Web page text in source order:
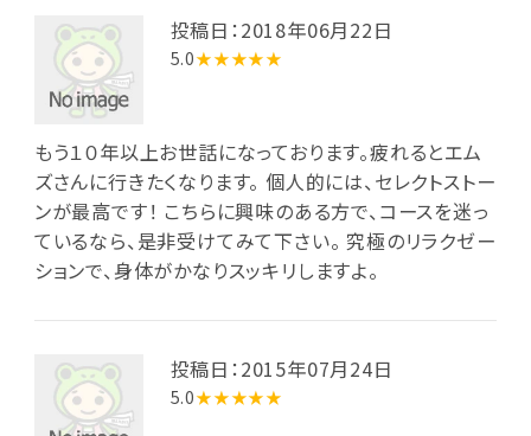
投稿日：2018年06月22日
5.0★★★★★
もう１０年以上お世話になっております。疲れるとエム
ズさんに行きたくなります。 個人的には、セレクトストー
ンが最高です！ こちらに興味のある方で、コースを迷っ
ているなら、是非受けてみて下さい。 究極のリラクゼー
ションで、身体がかなりスッキリしますよ。
投稿日：2015年07月24日
5.0★★★★★